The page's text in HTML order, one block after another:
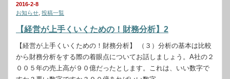
2016-2-8
お知らせ 投稿一覧
【経営が上手くいくための！財務分析】2
【経営が上手くいくための！財務分析】 （３）分析の基本は比較
から財務分析をする際の着眼点についてお話しましょう。A社の２
００５年の売上高が９０億だったとします。これは、いい数字で